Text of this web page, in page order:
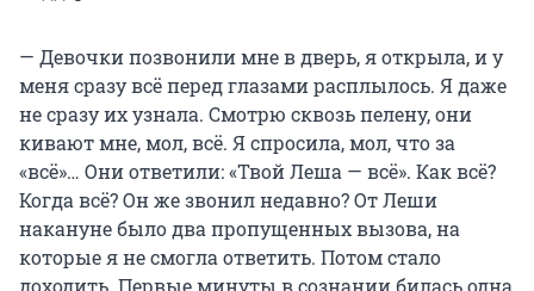
— Девочки позвонили мне в дверь, я открыла, и у
меня сразу всё перед глазами расплылось. Я даже
не сразу их узнала. Смотрю сквозь пелену, они
кивают мне, мол, всё. Я спросила, мол, что за
«всё»… Они ответили: «Твой Леша — всё». Как всё?
Когда всё? Он же звонил недавно? От Леши
накануне было два пропущенных вызова, на
которые я не смогла ответить. Потом стало
доходить. Первые минуты в сознании билась одна